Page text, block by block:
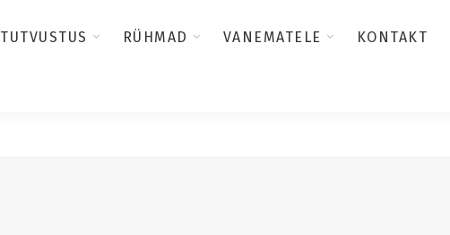
TUTVUSTUS RÜHMAD VANEMATELE KONTAKT